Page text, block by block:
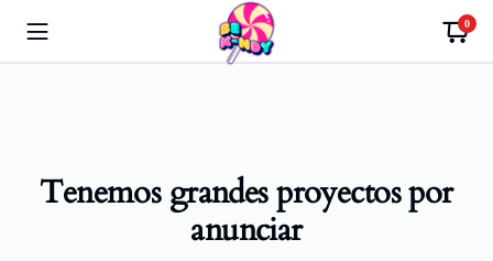
0
Tenemos grandes proyectos por
anunciar